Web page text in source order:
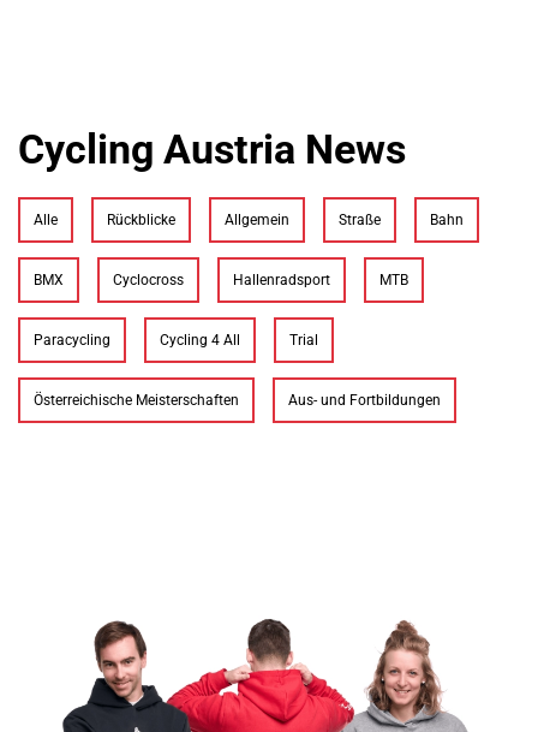
Cycling Austria News
Alle Rückblicke Allgemein Straße Bahn
BMX Cyclocross Hallenradsport MTB
Paracycling Cycling 4 All Trial
Österreichische Meisterschaften Aus- und Fortbildungen